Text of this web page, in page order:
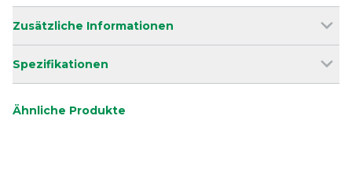
Zusätzliche Informationen
Spezifikationen
Ähnliche Produkte